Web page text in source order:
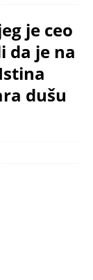
je ceo
da je na
dušu